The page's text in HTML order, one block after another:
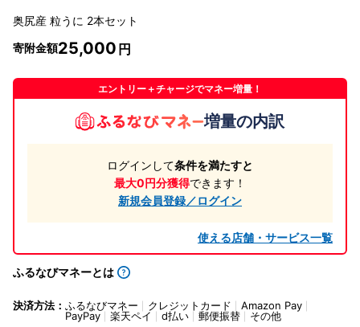
奥尻産 粒うに 2本セット
寄附金額25,000
エントリー＋チャージでマネー増量！
増量の内訳
ログインして条件を満たすと
最大0円分獲得できます！
新規会員登録／ログイン
使える店舗・サービス一覧
ふるなびマネーとは
決済方法： ふるなびマネー クレジットカード
Amazon Pay
PayPay
楽天ペイ d払い 郵便振替 その他